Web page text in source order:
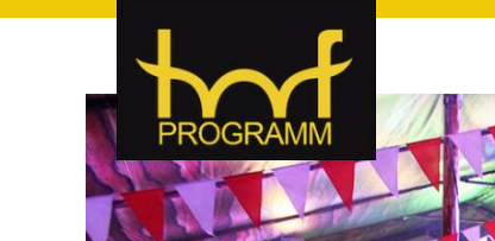
hof-programm – das
hof-programm – das Veranstaltungsportal für Hof